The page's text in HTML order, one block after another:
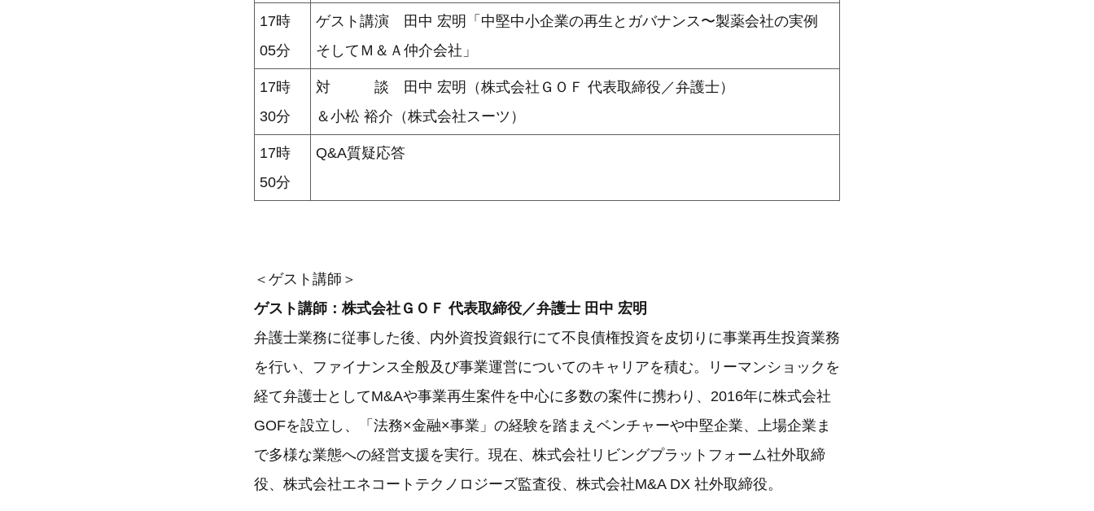
17時
05分
ゲスト講演 田中 宏明「中堅中小企業の再生とガバナンス〜製薬会社の実例
そしてＭ＆Ａ仲介会社」
17時
30分
対 談 田中 宏明（株式会社ＧＯＦ 代表取締役／弁護士）
＆小松 裕介（株式会社スーツ）
17時
50分
Q&A質疑応答
＜ゲスト講師＞
ゲスト講師：株式会社ＧＯＦ 代表取締役／弁護士 田中 宏明
弁護士業務に従事した後、内外資投資銀行にて不良債権投資を皮切りに事業再生投資業務
を行い、ファイナンス全般及び事業運営についてのキャリアを積む。リーマンショックを
経て弁護士としてM&Aや事業再生案件を中心に多数の案件に携わり、2016年に株式会社
GOFを設立し、「法務×金融×事業」の経験を踏まえベンチャーや中堅企業、上場企業ま
で多様な業態への経営支援を実行。現在、株式会社リビングプラットフォーム社外取締
役、株式会社エネコートテクノロジーズ監査役、株式会社M&A DX 社外取締役。